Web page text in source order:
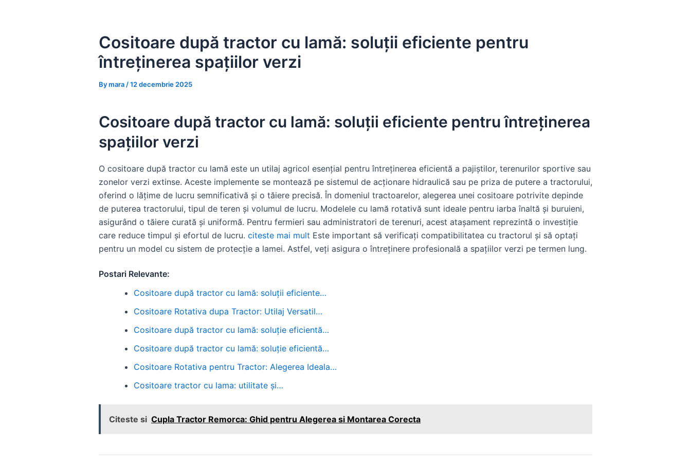
Cositoare după tractor cu lamă: soluții eficiente pentru
întreținerea spațiilor verzi
Bymara /12 decembrie 2025
Cositoare după tractor cu lamă: soluții eficiente pentru întreținerea
spațiilor verzi
O cositoare după tractor cu lamă este un utilaj agricol esențial pentru întreținerea eficientă a pajiștilor, terenurilor sportive sau
zonelor verzi extinse. Aceste implemente se montează pe sistemul de acționare hidraulică sau pe priza de putere a tractorului,
oferind o lățime de lucru semnificativă și o tăiere precisă. În domeniul tractoarelor, alegerea unei cositoare potrivite depinde
de puterea tractorului, tipul de teren și volumul de lucru. Modelele cu lamă rotativă sunt ideale pentru iarba înaltă și buruieni,
asigurând o tăiere curată și uniformă. Pentru fermieri sau administratori de terenuri, acest atașament reprezintă o investiție
care reduce timpul și efortul de lucru. citeste mai mult Este important să verificați compatibilitatea cu tractorul și să optați
pentru un model cu sistem de protecție a lamei. Astfel, veți asigura o întreținere profesională a spațiilor verzi pe termen lung.
Postari Relevante:
Cositoare după tractor cu lamă: soluții eficiente…
Cositoare Rotativa dupa Tractor: Utilaj Versatil…
Cositoare după tractor cu lamă: soluție eficientă…
Cositoare după tractor cu lamă: soluție eficientă…
Cositoare Rotativa pentru Tractor: Alegerea Ideala…
Cositoare tractor cu lama: utilitate și…
Citeste si Cupla Tractor Remorca: Ghid pentru Alegerea si Montarea Corecta